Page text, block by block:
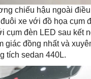
chiếu hậu ngoài
xe với đồ họa cụm
cụm đèn LED sau kết
giác đồng nhất và
tích sedan 440L.